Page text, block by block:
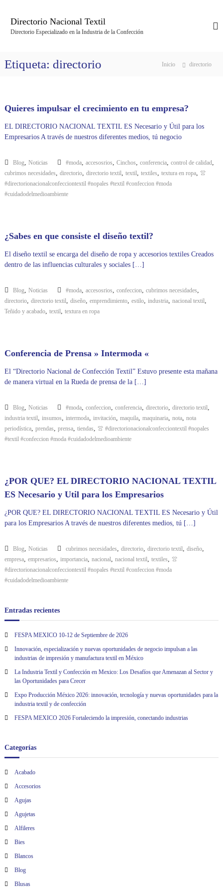
Directorio Nacional Textil
Directorio Especializado en la Industria de la Confección
Etiqueta: directorio Inicio directorio
Quieres impulsar el crecimiento en tu empresa?
EL DIRECTORIO NACIONAL TEXTIL ES Necesario y Útil para los
Empresarios A través de nuestros diferentes medios, tú negocio
Blog, Noticias #moda, accesosrios, Cinchos, conferencia, control de calidad,
cubrimos necesidades, directorio, directorio textil, textil, textiles, textura en ropa, 👚
#directorionacionalconfecciontextil #nopales #textil #confeccion #moda
#cuidadodelmedioambiente
¿Sabes en que consiste el diseño textil?
El diseño textil se encarga del diseño de ropa y accesorios textiles Creados
dentro de las influencias culturales y sociales […]
Blog, Noticias #moda, accesosrios, confeccion, cubrimos necesidades,
directorio, directorio textil, diseño, emprendimiento, estilo, industria, nacional textil,
Teñido y acabado, textil, textura en ropa
Conferencia de Prensa » Intermoda «
El “Directorio Nacional de Confección Textil” Estuvo presente esta mañana
de manera virtual en la Rueda de prensa de la […]
Blog, Noticias #moda, confeccion, conferencia, directorio, directorio textil,
industria textil, insumos, intermoda, invitación, maquila, maquinaria, nota, nota
periodística, prendas, prensa, tiendas, 👚 #directorionacionalconfecciontextil #nopales
#textil #confeccion #moda #cuidadodelmedioambiente
¿POR QUE? EL DIRECTORIO NACIONAL TEXTIL
ES Necesario y Util para los Empresarios
¿POR QUE? EL DIRECTORIO NACIONAL TEXTIL ES Necesario y Útil
para los Empresarios A través de nuestros diferentes medios, tú […]
Blog, Noticias cubrimos necesidades, directorio, directorio textil, diseño,
empresa, empresarios, importancia, nacional, nacional textil, textiles, 👚
#directorionacionalconfecciontextil #nopales #textil #confeccion #moda
#cuidadodelmedioambiente
Entradas recientes
FESPA MEXICO 10-12 de Septiembre de 2026
Innovación, especialización y nuevas oportunidades de negocio impulsan a las
industrias de impresión y manufactura textil en México
La Industria Textil y Confección en Mexico: Los Desafíos que Amenazan al Sector y
las Oportunidades para Crecer
Expo Producción México 2026: innovación, tecnología y nuevas oportunidades para la
industria textil y de confección
FESPA MEXICO 2026 Fortaleciendo la impresión, conectando industrias
Categorías
Acabado
Accesorios
Agujas
Agujetas
Alfileres
Bies
Blancos
Blog
Blusas